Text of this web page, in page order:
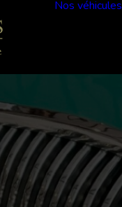
Nos véhicules